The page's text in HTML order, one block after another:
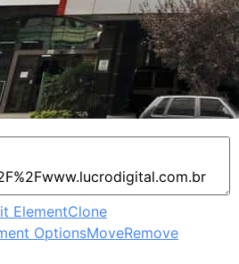
ElementClone
OptionsMoveRemove